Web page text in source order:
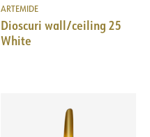
ARTEMIDE
Dioscuri wall/ceiling 25
White